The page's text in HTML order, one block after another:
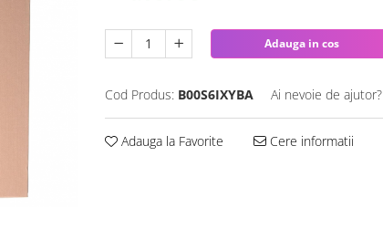
Adauga in cos
Cod Produs: B00S6IXYBA Ai nevoie de ajutor?
Adauga la Favorite Cere informatii